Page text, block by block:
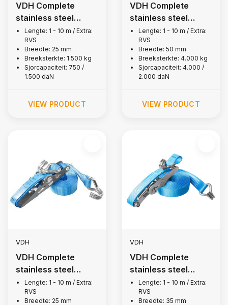
VDH Complete
stainless steel
lashing strap, 1,500
kg
Lengte: 1 - 10 m / Extra:
RVS
Breedte: 25 mm
Breeksterkte: 1.500 kg
Sjorcapaciteit: 750 /
1.500 daN
VIEW PRODUCT
VDH Complete
stainless steel
lashing strap, 4,000
kg
Lengte: 1 - 10 m / Extra:
RVS
Breedte: 50 mm
Breeksterkte: 4.000 kg
Sjorcapaciteit: 4.000 /
2.000 daN
VIEW PRODUCT
VDH
VDH Complete
stainless steel
lashing strap, 500
kg
Lengte: 1 - 10 m / Extra:
RVS
Breedte: 25 mm
VDH
VDH Complete
stainless steel
lashing strap, 2,500
kg
Lengte: 1 - 10 m / Extra:
RVS
Breedte: 35 mm